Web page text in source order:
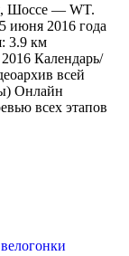
Шоссе — WT.
июня 2016 года
3.9 км
Календарь/
всей
Онлайн
всех этапов